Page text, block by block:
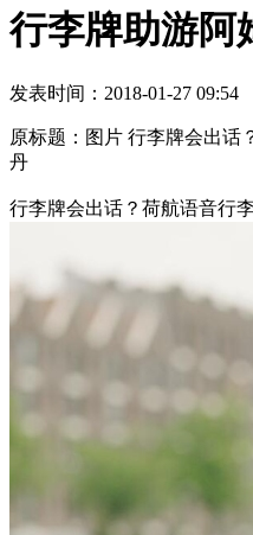
行李牌助游阿
发表时间：2018-01-27 09:54
原标题：图片 行李牌会出话
丹
行李牌会出话？荷航语音行